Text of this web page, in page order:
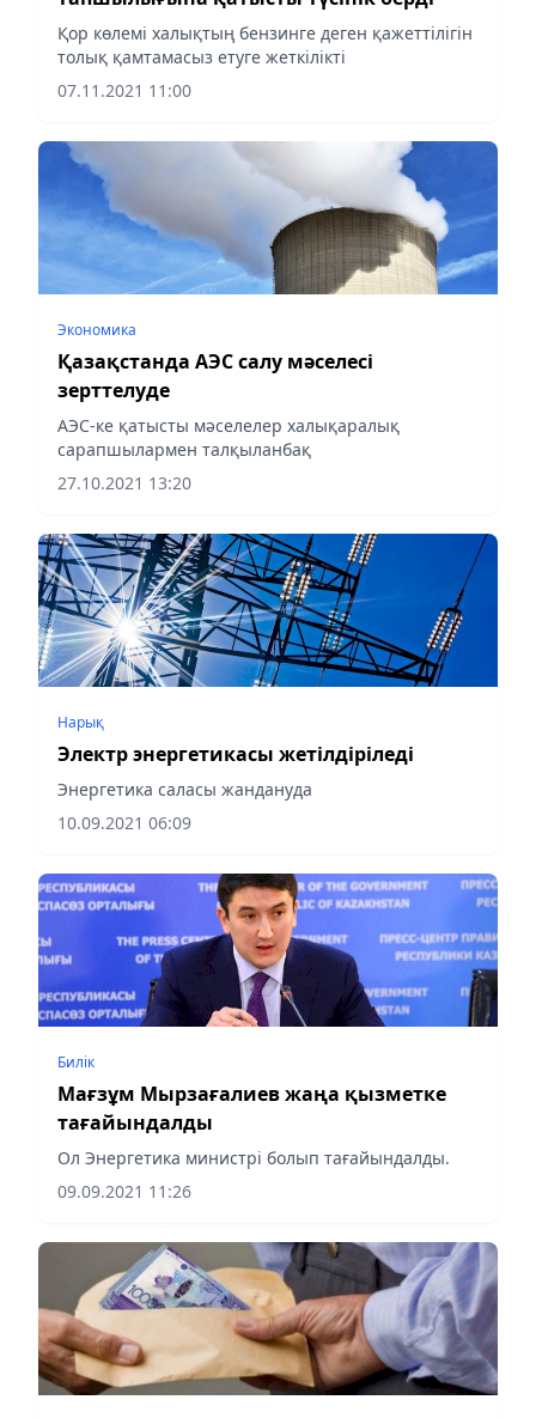
Қор көлемі халықтың бензинге деген қажеттілігін
толық қамтамасыз етуге жеткілікті
07.11.2021 11:00
Экономика
Қазақстанда АЭС салу мәселесі
зерттелуде
АЭС-ке қатысты мәселелер халықаралық
сарапшылармен талқыланбақ
27.10.2021 13:20
Нарық
Электр энергетикасы жетілдіріледі
Энергетика саласы жандануда
10.09.2021 06:09
Билік
Мағзұм Мырзағалиев жаңа қызметке
тағайындалды
Ол Энергетика министрі болып тағайындалды.
09.09.2021 11:26